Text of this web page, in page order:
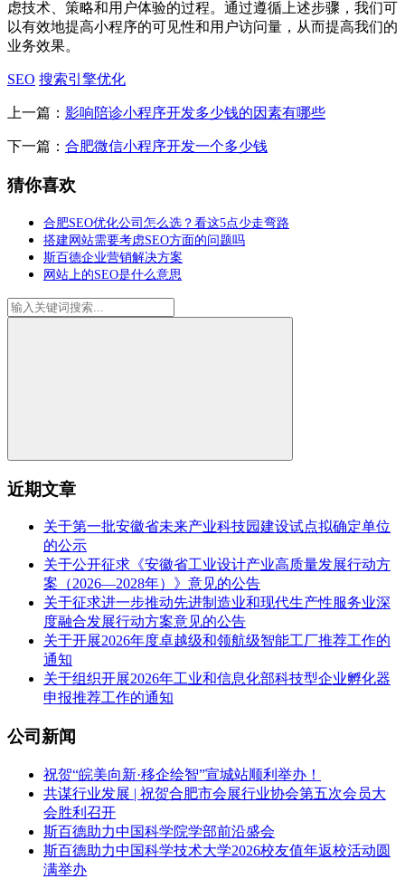
虑技术、策略和用户体验的过程。通过遵循上述步骤，我们可
以有效地提高小程序的可见性和用户访问量，从而提高我们的
业务效果。
SEO 搜索引擎优化
上一篇： 影响陪诊小程序开发多少钱的因素有哪些
下一篇： 合肥微信小程序开发一个多少钱
猜你喜欢
合肥SEO优化公司怎么选？看这5点少走弯路
搭建网站需要考虑SEO方面的问题吗
斯百德企业营销解决方案
网站上的SEO是什么意思
近期文章
关于第一批安徽省未来产业科技园建设试点拟确定单位
的公示
关于公开征求《安徽省工业设计产业高质量发展行动方
案（2026—2028年）》意见的公告
关于征求进一步推动先进制造业和现代生产性服务业深
度融合发展行动方案意见的公告
关于开展2026年度卓越级和领航级智能工厂推荐工作的
通知
关于组织开展2026年工业和信息化部科技型企业孵化器
申报推荐工作的通知
公司新闻
祝贺“皖美向新·移企绘智”宣城站顺利举办！
共谋行业发展 | 祝贺合肥市会展行业协会第五次会员大
会胜利召开
斯百德助力中国科学院学部前沿盛会
斯百德助力中国科学技术大学2026校友值年返校活动圆
满举办